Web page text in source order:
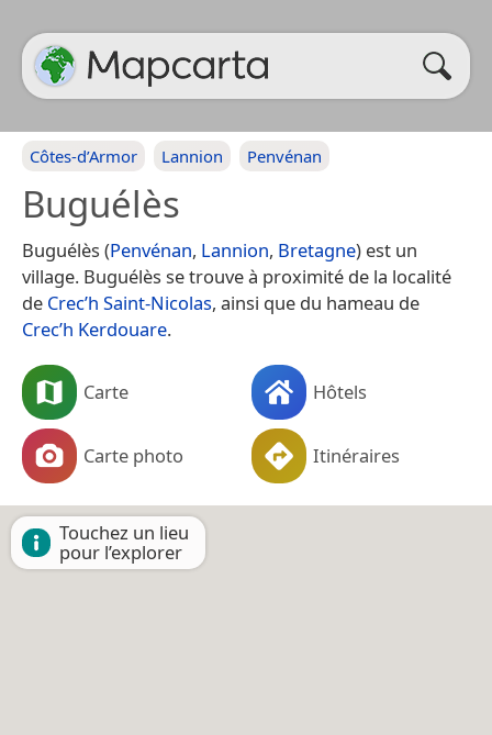
Côtes-d’Armor Lannion Penvénan
Buguélès
Buguélès (Penvénan, Lannion, Bretagne) est un
village. Buguélès se trouve à proximité de la localité
de Crec’h Saint-Nicolas, ainsi que du hameau de
Crec’h Kerdouare.
Carte Hôtels
Carte photo Itinéraires
Touchez un lieu
pour l’explorer